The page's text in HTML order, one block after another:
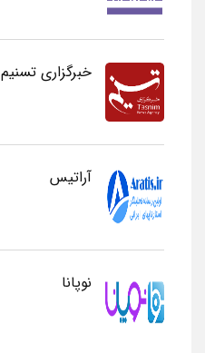
خبرگزاری تسنیم
آراتیس
نوپانا